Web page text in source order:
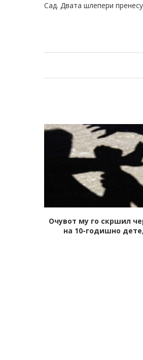
Сад. Двата шлепери
Уапсен Дарко
Кнеле – Се распаѓа